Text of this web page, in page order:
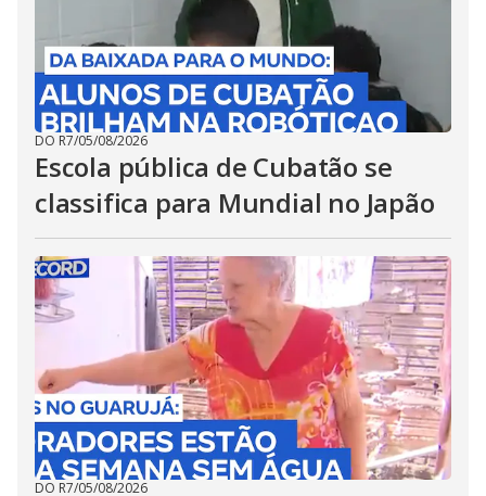
DO R7/05/08/2026
Escola pública de Cubatão se
classifica para Mundial no Japão
DO R7/05/08/2026